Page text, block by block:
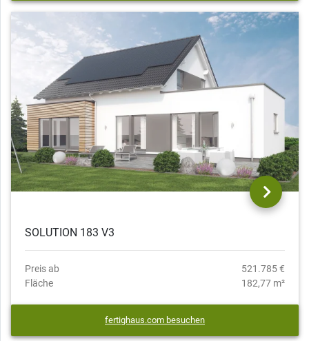
SOLUTION 183 V3
Preis ab
521.785 €
Fläche
182,77 m²
fertighaus.com besuchen